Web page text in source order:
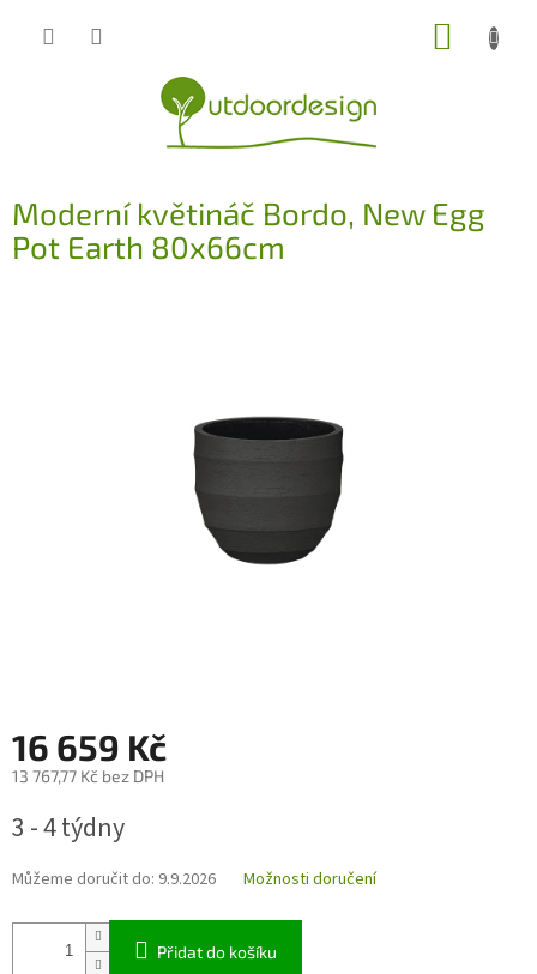
Moderní květináč Bordo, New Egg
Pot Earth 80x66cm
16 659 Kč
13 767,77 Kč bez DPH
cena:
3 - 4 týdny
Můžeme doručit do: 9.9.2026 Možnosti doručení
Přidat do košíku